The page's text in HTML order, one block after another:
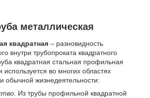
металлическая
квадратная – разновидность
внутри трубопроката квадратного
квадратная стальная профильная
во многих областях
обычной жизнедеятельности:
Из трубы профильной квадратной